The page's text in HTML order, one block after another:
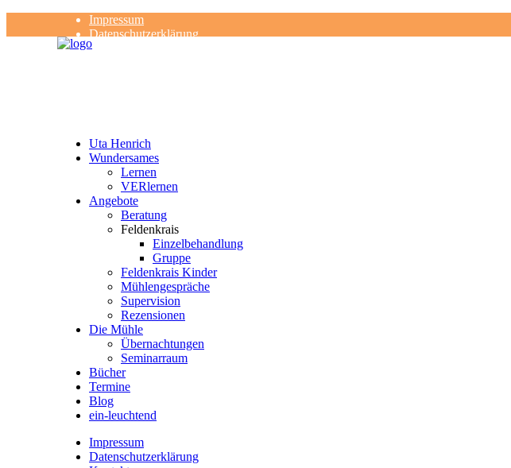
Impressum
Datenschutzerklärung
Kontakt
Uta Henrich
Wundersames
Lernen
VERlernen
Angebote
Beratung
Feldenkrais
Einzelbehandlung
Gruppe
Feldenkrais Kinder
Mühlengespräche
Supervision
Rezensionen
Die Mühle
Übernachtungen
Seminarraum
Bücher
Termine
Blog
ein-leuchtend
Impressum
Datenschutzerklärung